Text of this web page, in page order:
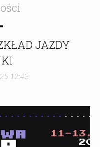
przede
historii
przesłać do:4
roku zmieniamy
To Wy
się przyglądamy
dorzućcie mailem 1-
JAZDY
12:43